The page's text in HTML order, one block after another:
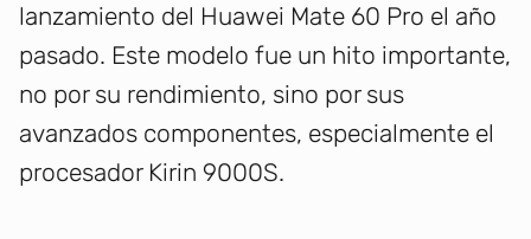
lanzamiento del Huawei Mate 60 Pro el año
pasado. Este modelo fue un hito importante,
no por su rendimiento, sino por sus
avanzados componentes, especialmente el
procesador Kirin 9000S.